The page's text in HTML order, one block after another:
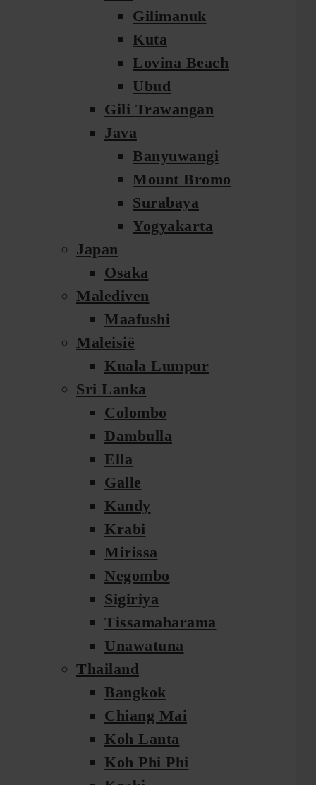
Gilimanuk
Kuta
Lovina Beach
Ubud
Gili Trawangan
Java
Banyuwangi
Mount Bromo
Surabaya
Yogyakarta
Japan
Osaka
Malediven
Maafushi
Maleisië
Kuala Lumpur
Sri Lanka
Colombo
Dambulla
Ella
Galle
Kandy
Krabi
Mirissa
Negombo
Sigiriya
Tissamaharama
Unawatuna
Thailand
Bangkok
Chiang Mai
Koh Lanta
Koh Phi Phi